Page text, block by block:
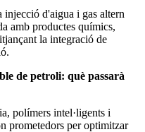
d'aigua i gas altern
amb productes químics,
la integració de
de petroli: què passarà
polímers intel·ligents i
prometedors per optimitzar